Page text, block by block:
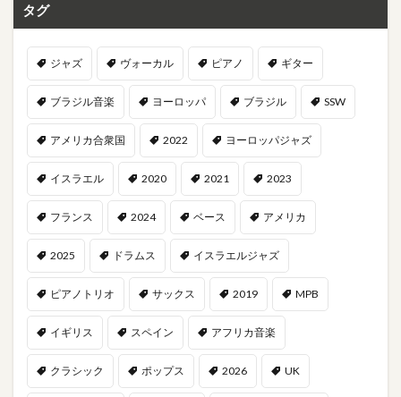
タグ
ジャズ ヴォーカル ピアノ ギター
ブラジル音楽 ヨーロッパ ブラジル SSW
アメリカ合衆国 2022 ヨーロッパジャズ
イスラエル 2020 2021 2023
フランス 2024 ベース アメリカ
2025 ドラムス イスラエルジャズ
ピアノトリオ サックス 2019 MPB
イギリス スペイン アフリカ音楽
クラシック ポップス 2026 UK